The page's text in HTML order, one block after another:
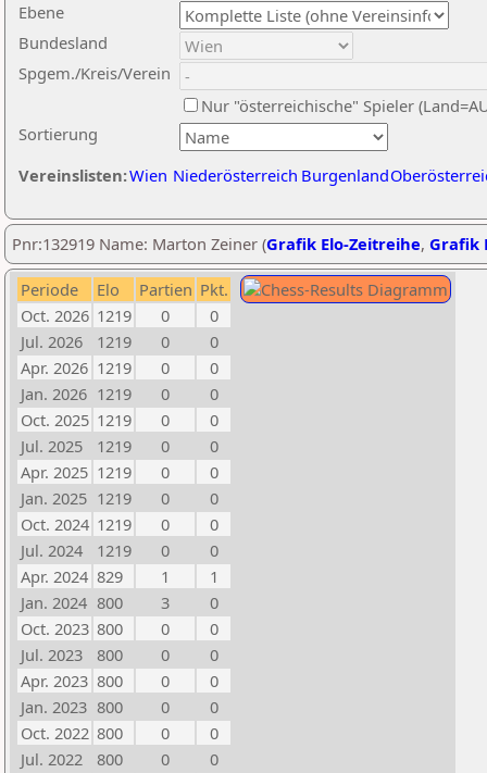
Ebene
Sortierung
Bundesland
Spgem./Kreis/Verein
Nur "österreichische" Spieler
Vereinslisten:Wien Niederösterreich Burgenland
Pnr:132919 Name: Marton Zeiner (Grafik Elo-Zeitreihe, Grafik
Periode Elo Partien Pkt.
Oct. 2026 1219 0
0
Jul. 2026
1219 0
0
Apr. 2026 1219 0
0
Jan. 2026 1219 0
0
Oct. 2025 1219 0
0
Jul. 2025
1219 0
0
Apr. 2025 1219 0
0
Jan. 2025 1219 0
0
Oct. 2024 1219 0
0
Jul. 2024
1219 0
0
Apr. 2024 829 1
1
Jan. 2024 800 3
0
Oct. 2023 800 0
0
Jul. 2023
800 0
0
Apr. 2023 800 0
0
Jan. 2023 800 0
0
Oct. 2022 800 0
0
Jul. 2022
800 0
0